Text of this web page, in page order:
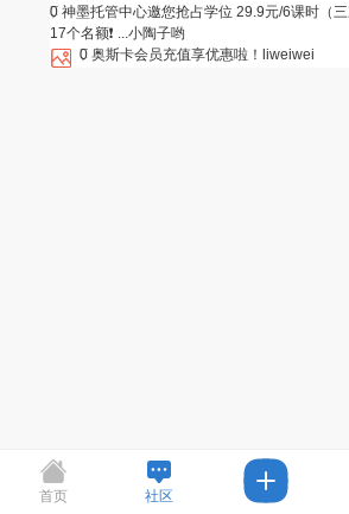
0 神墨托管中心邀您抢占学位 29.9元/6课时（
17个名额❗ ...小陶子哟
0 奥斯卡会员充值享优惠啦！ liweiwei
首页 社区